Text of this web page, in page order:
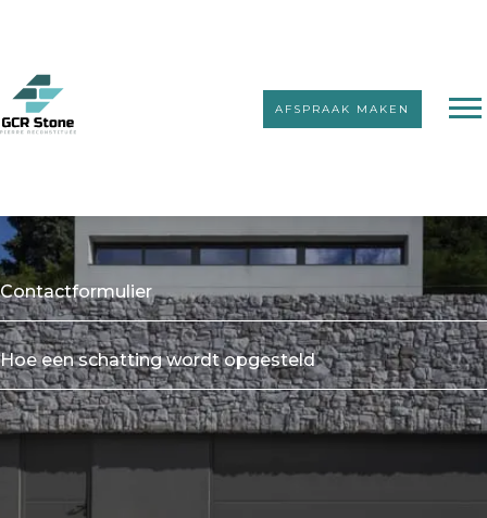
AFSPRAAK MAKEN
Contactformulier
Hoe een schatting wordt opgesteld